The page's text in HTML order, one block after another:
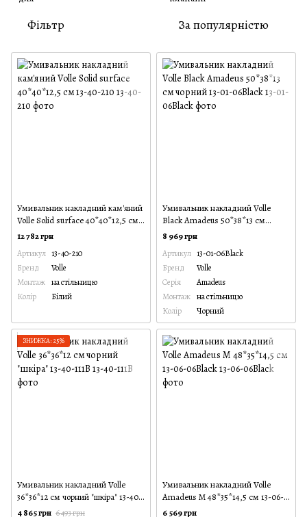
Фільтр За популярністю
Умивальник накладний кам'яний
Volle Solid surface 40*40*12,5 см
13-40-210
12 782 грн
Артикул 13-40-210
Бренд
Volle
Монтаж на стільницю
Колір
Білий
Умивальник накладний Volle
Black Amadeus 50*38*13 см
чорний 13-01-06Black
8 969 грн
Артикул 13-01-06Black
Бренд
Volle
Серія
Amadeus
Монтаж на стільницю
Колір
Чорний
ЗНИЖКА: 25%
Умивальник накладний Volle
36*36*12 см чорний "шкіра" 13-40-
111B
4 865 грн 6 493 грн
Умивальник накладний Volle
Amadeus M 48*35*14,5 см 13-06-
06Black
6 569 грн